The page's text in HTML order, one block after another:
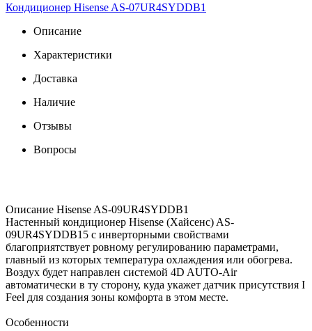
Кондиционер Hisense AS-07UR4SYDDB1
Описание
Характеристики
Доставка
Наличие
Отзывы
Вопросы
Описание Hisense AS-09UR4SYDDB1
Настенный кондиционер Hisense (Хайсенс) AS-
09UR4SYDDB15 с инверторными свойствами
благоприятствует ровному регулированию параметрами,
главный из которых температура охлаждения или обогрева.
Воздух будет направлен системой 4D AUTO-Air
автоматически в ту сторону, куда укажет датчик присутствия I
Feel для создания зоны комфорта в этом месте.
Особенности